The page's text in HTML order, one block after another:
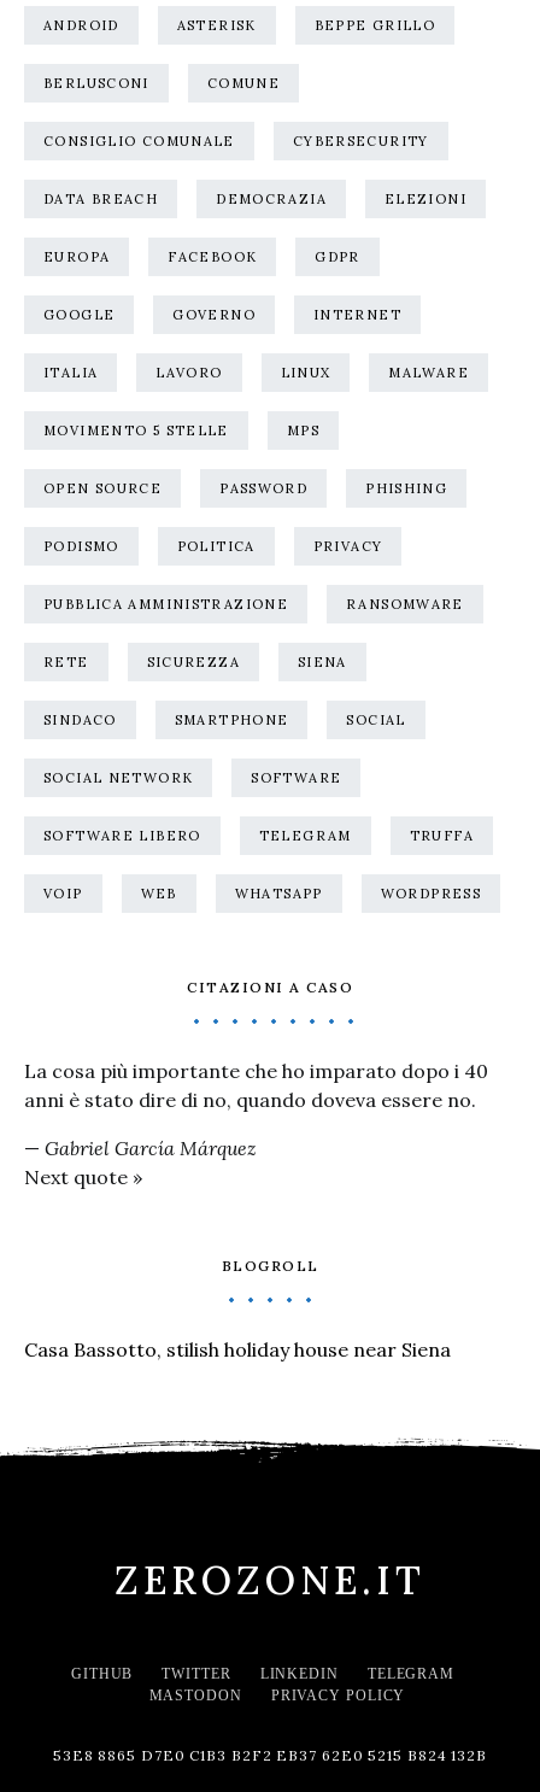
ANDROID ASTERISK BEPPE GRILLO
BERLUSCONI COMUNE
CONSIGLIO COMUNALE CYBERSECURITY
DATA BREACH DEMOCRAZIA ELEZIONI
EUROPA FACEBOOK GDPR
GOOGLE GOVERNO INTERNET
ITALIA LAVORO LINUX MALWARE
MOVIMENTO 5 STELLE MPS
OPEN SOURCE PASSWORD PHISHING
PODISMO POLITICA PRIVACY
PUBBLICA AMMINISTRAZIONE RANSOMWARE
RETE SICUREZZA SIENA
SINDACO SMARTPHONE SOCIAL
SOCIAL NETWORK SOFTWARE
SOFTWARE LIBERO TELEGRAM TRUFFA
VOIP WEB WHATSAPP WORDPRESS
CITAZIONI A CASO
La cosa più importante che ho imparato dopo i 40
anni è stato dire di no, quando doveva essere no.
— Gabriel García Márquez
Next quote »
BLOGROLL
Casa Bassotto, stilish holiday house near Siena
ZEROZONE.IT
GITHUB TWITTER LINKEDIN
TELEGRAM
MASTODON
PRIVACY POLICY
53E8 8865 D7E0 C1B3 B2F2 EB37 62E0 5215 B824 132B